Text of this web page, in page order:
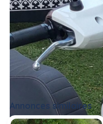
Annonces similaires